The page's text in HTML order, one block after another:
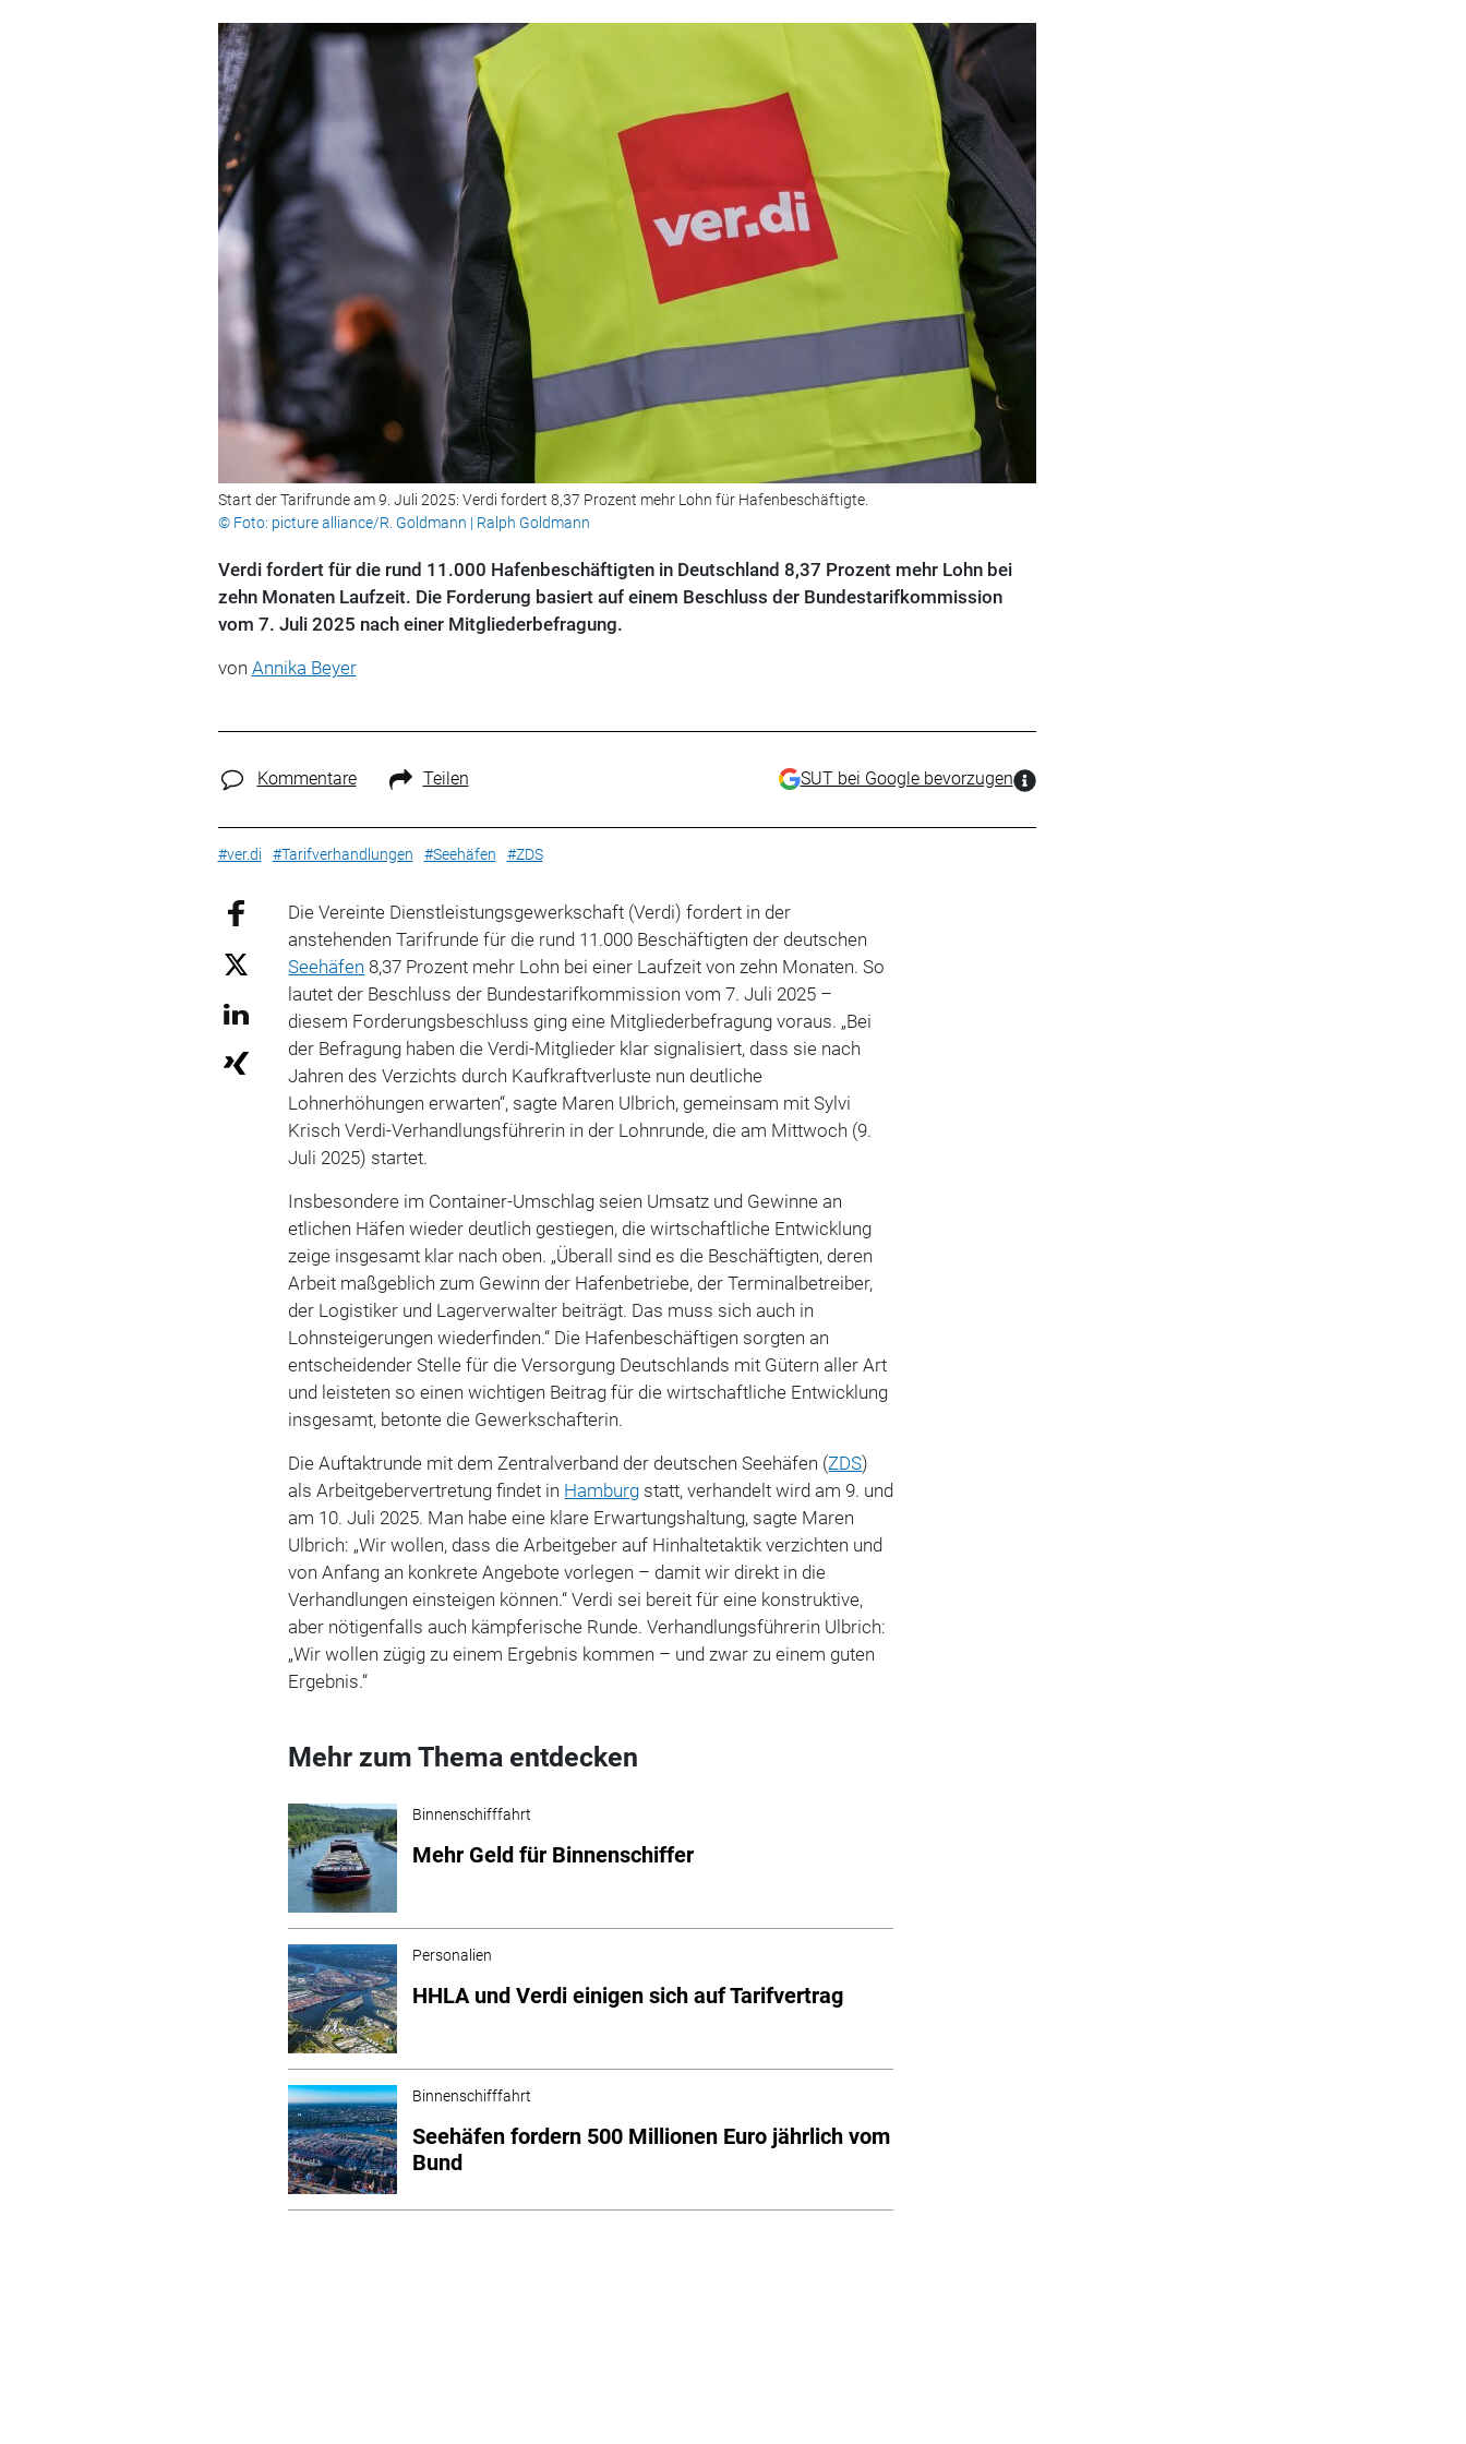
Start der Tarifrunde am 9. Juli 2025: Verdi fordert 8,37 Prozent mehr Lohn für Hafenbeschäftigte.
© Foto: picture alliance/R. Goldmann | Ralph Goldmann
Verdi fordert für die rund 11.000 Hafenbeschäftigten in Deutschland 8,37 Prozent mehr Lohn bei
zehn Monaten Laufzeit. Die Forderung basiert auf einem Beschluss der Bundestarifkommission
vom 7. Juli 2025 nach einer Mitgliederbefragung.
von Annika Beyer
Kommentare Teilen SUT bei Google bevorzugen
#ver.di #Tarifverhandlungen #Seehäfen #ZDS
Die Vereinte Dienstleistungsgewerkschaft (Verdi) fordert in der
anstehenden Tarifrunde für die rund 11.000 Beschäftigten der deutschen
Seehäfen 8,37 Prozent mehr Lohn bei einer Laufzeit von zehn Monaten. So
lautet der Beschluss der Bundestarifkommission vom 7. Juli 2025 –
diesem Forderungsbeschluss ging eine Mitgliederbefragung voraus. „Bei
der Befragung haben die Verdi-Mitglieder klar signalisiert, dass sie nach
Jahren des Verzichts durch Kaufkraftverluste nun deutliche
Lohnerhöhungen erwarten“, sagte Maren Ulbrich, gemeinsam mit Sylvi
Krisch Verdi-Verhandlungsführerin in der Lohnrunde, die am Mittwoch (9.
Juli 2025) startet.
Insbesondere im Container-Umschlag seien Umsatz und Gewinne an
etlichen Häfen wieder deutlich gestiegen, die wirtschaftliche Entwicklung
zeige insgesamt klar nach oben. „Überall sind es die Beschäftigten, deren
Arbeit maßgeblich zum Gewinn der Hafenbetriebe, der Terminalbetreiber,
der Logistiker und Lagerverwalter beiträgt. Das muss sich auch in
Lohnsteigerungen wiederfinden.“ Die Hafenbeschäftigen sorgten an
entscheidender Stelle für die Versorgung Deutschlands mit Gütern aller Art
und leisteten so einen wichtigen Beitrag für die wirtschaftliche Entwicklung
insgesamt, betonte die Gewerkschafterin.
Die Auftaktrunde mit dem Zentralverband der deutschen Seehäfen (ZDS)
als Arbeitgebervertretung findet in Hamburg statt, verhandelt wird am 9. und
am 10. Juli 2025. Man habe eine klare Erwartungshaltung, sagte Maren
Ulbrich: „Wir wollen, dass die Arbeitgeber auf Hinhaltetaktik verzichten und
von Anfang an konkrete Angebote vorlegen – damit wir direkt in die
Verhandlungen einsteigen können.“ Verdi sei bereit für eine konstruktive,
aber nötigenfalls auch kämpferische Runde. Verhandlungsführerin Ulbrich:
„Wir wollen zügig zu einem Ergebnis kommen – und zwar zu einem guten
Ergebnis.“
Mehr zum Thema entdecken
Binnenschifffahrt
Mehr Geld für Binnenschiffer
Personalien
HHLA und Verdi einigen sich auf Tarifvertrag
Binnenschifffahrt
Seehäfen fordern 500 Millionen Euro jährlich vom
Bund